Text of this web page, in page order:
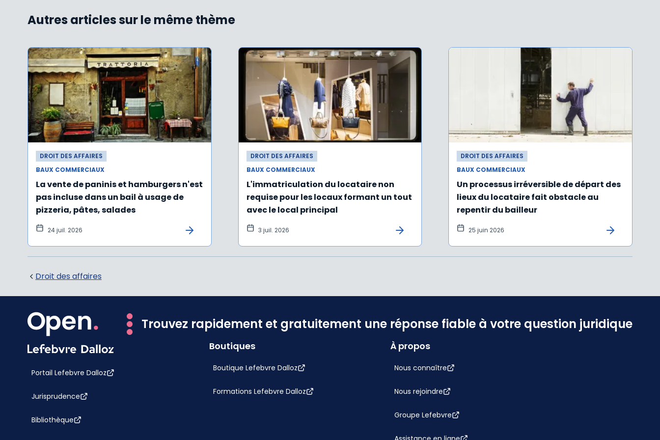
Autres articles sur le même thème
DROIT DES AFFAIRES
BAUX COMMERCIAUX
La vente de paninis et hamburgers n'est
pas incluse dans un bail à usage de
pizzeria, pâtes, salades
24 juil. 2026
DROIT DES AFFAIRES
BAUX COMMERCIAUX
L'immatriculation du locataire non
requise pour les locaux formant un tout
avec le local principal
3 juil. 2026
DROIT DES AFFAIRES
BAUX COMMERCIAUX
Un processus irréversible de départ des
lieux du locataire fait obstacle au
repentir du bailleur
25 juin 2026
Droit des affaires
Trouvez rapidement et gratuitement une réponse fiable à votre question juridique
Portail Lefebvre Dalloz
Jurisprudence
Bibliothèque
Boutiques
Boutique Lefebvre Dalloz
Formations Lefebvre Dalloz
À propos
Nous connaître
Nous rejoindre
Groupe Lefebvre